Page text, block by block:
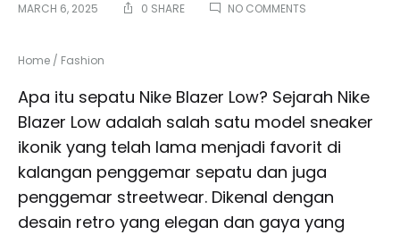
MARCH 6, 2025 0 SHARE NO COMMENTS
LOW:
SEPATU
SNEAKER
YANG
KEMBALI
DIGEMARI
Home / Fashion
Apa itu sepatu Nike Blazer Low? Sejarah Nike
Blazer Low adalah salah satu model sneaker
ikonik yang telah lama menjadi favorit di
kalangan penggemar sepatu dan juga
penggemar streetwear. Dikenal dengan
desain retro yang elegan dan gaya yang